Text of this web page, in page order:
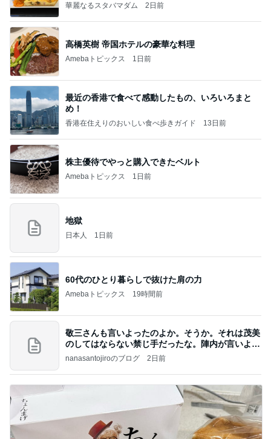
華麗なるスタバマダム 2日前
高橋英樹 帝国ホテルの豪華な料理
Amebaトピックス 1日前
最近の香港で食べて感動したもの、いろいろまと
め！
香港在住えりのおいしい食べ歩きガイド 13日前
株主優待でやっと購入できたベルト
Amebaトピックス 1日前
地獄
日本人 1日前
60代のひとり暮らしで抜けた肩の力
Amebaトピックス 19時間前
敬三さんも言いよったのよか。そうか。それは茂美
のしてはならない禁じ手だったな。陣内が言いよる
のよ
nanasantojiroのブログ 2日前